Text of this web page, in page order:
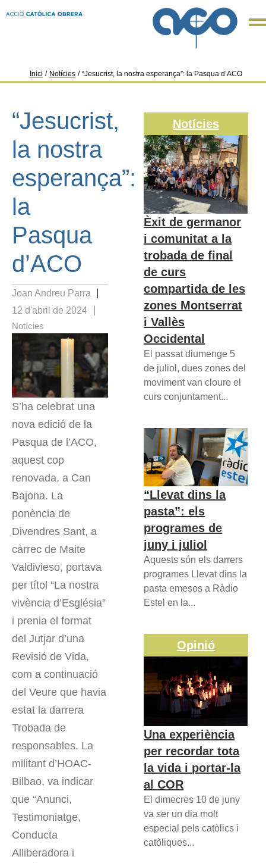
Inici / Notícies / “Jesucrist, la nostra esperança”: la Pasqua d’ACO
“Jesucrist,
la nostra
esperança”:
la
Pasqua
d’ACO
Joan Andreu Parra
12 d'abril de 2024
Notícies
S’ha celebrat una
nova edició de la
Pasqua de l’ACO,
aquest cop
renovada, a Can
Bajona. La
ponència de
Divendres Sant, a
càrrec de Maite
Valdivieso, portava
per títol “La nostra
vivència d’Església”
i prenia el format
del Jutjar d’una
Revisió de Vida,
com a continuació
del Veure que havia
estat la darrera
Trobada de
responsables. La
militant d’HOAC-
Bilbao, va indicar
que “Anunci,
Testimoniatge,
Conducta
Alliberadora i
Notícies
Èxit de germanor
i comunitat a la
trobada de final
de curs
compartida de les
zones Montserrat
i Vallès
Occidental
El passat diumenge 5
de juliol, dues zones del
moviment van cloure el
curs conjuntament...
“Llevat dins la
pasta”: els
programes de
juny i juliol
Aquests són els darrers
programes Llevat dins la
pasta emesos a Ràdio
Estel en la...
Opinió
Una experiència
per recordar tota
la vida i portar-la
al COR
El dimecres 10 de juny
va ser un dia molt
especial pels catòlics i
catòliques...